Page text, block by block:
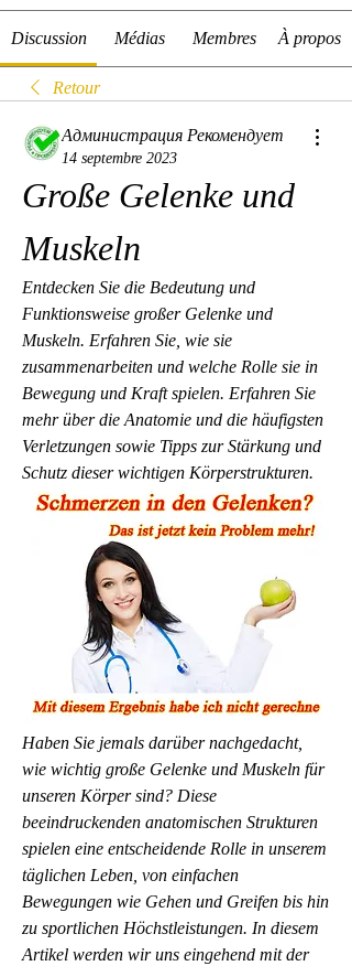
Discussion Médias Membres À propos
Retour
Администрация Рекомендует
14 septembre 2023
Große Gelenke und
Muskeln
Entdecken Sie die Bedeutung und
Funktionsweise großer Gelenke und
Muskeln. Erfahren Sie, wie sie
zusammenarbeiten und welche Rolle sie in
Bewegung und Kraft spielen. Erfahren Sie
mehr über die Anatomie und die häufigsten
Verletzungen sowie Tipps zur Stärkung und
Schutz dieser wichtigen Körperstrukturen.
Haben Sie jemals darüber nachgedacht,
wie wichtig große Gelenke und Muskeln für
unseren Körper sind? Diese
beeindruckenden anatomischen Strukturen
spielen eine entscheidende Rolle in unserem
täglichen Leben, von einfachen
Bewegungen wie Gehen und Greifen bis hin
zu sportlichen Höchstleistungen. In diesem
Artikel werden wir uns eingehend mit der